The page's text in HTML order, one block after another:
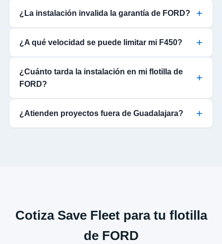
¿La instalación invalida la garantía de FORD?
¿A qué velocidad se puede limitar mi F450?
¿Cuánto tarda la instalación en mi flotilla de
FORD?
¿Atienden proyectos fuera de Guadalajara?
Cotiza Save Fleet para tu flotilla
de FORD